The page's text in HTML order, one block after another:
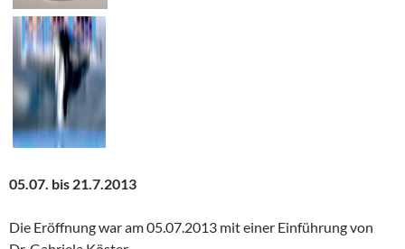
05.07. bis 21.7.2013
Die Eröffnung war am 05.07.2013 mit einer Einführung von